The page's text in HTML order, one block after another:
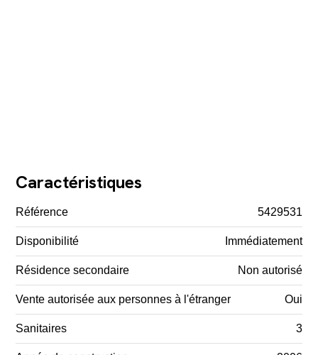
Caractéristiques
Référence 5429531
Disponibilité Immédiatement
Résidence secondaire Non autorisé
Vente autorisée aux personnes à l'étranger Oui
Sanitaires 3